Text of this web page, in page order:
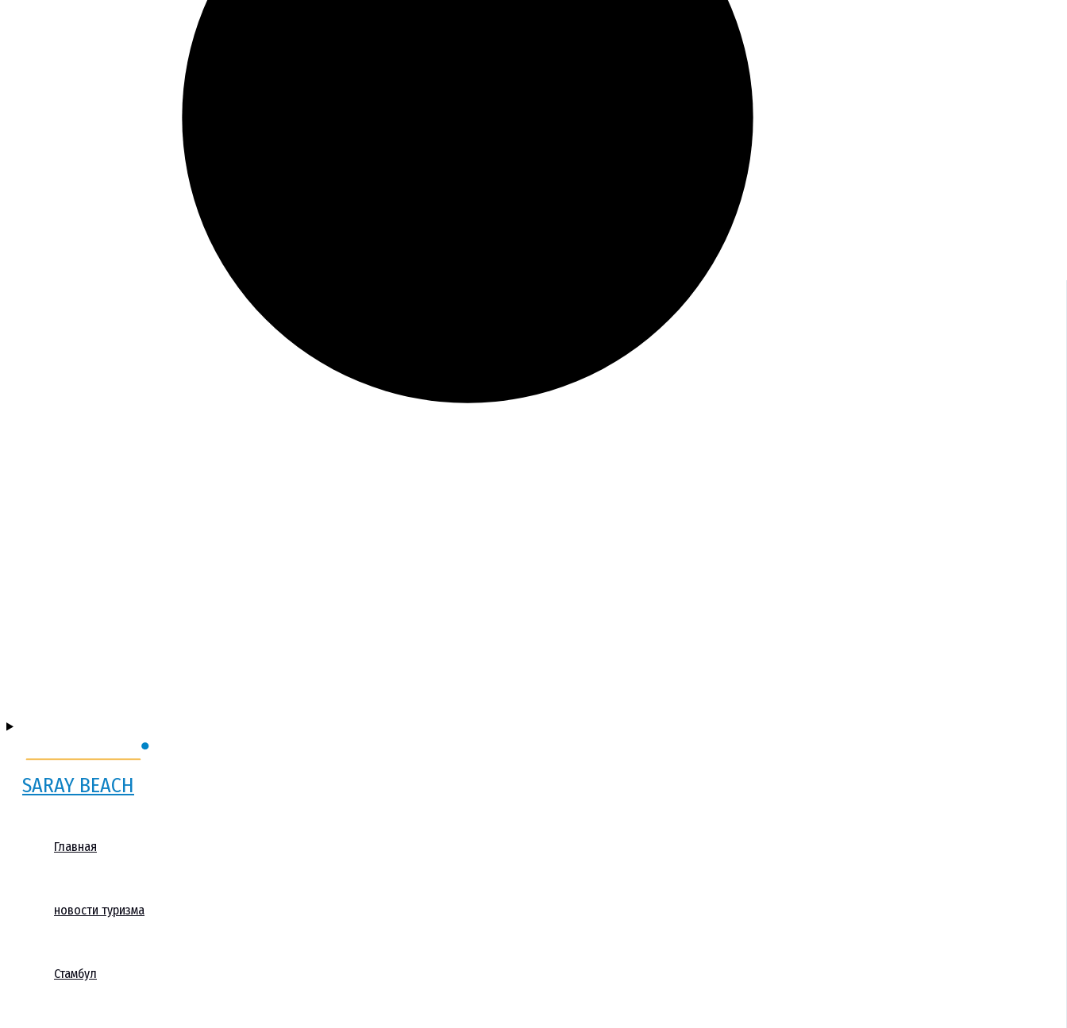
SARAY BEACH
Главная
новости туризма
Стамбул